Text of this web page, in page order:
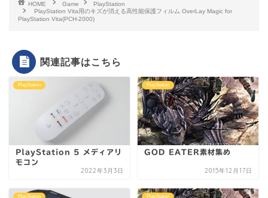
HOME Game
PlayStation
PlayStation Vita用のキズが消える高性能保護フィルム OverLay Magic for
PlayStation Vita(PCH-2000)
関連記事はこちら
PlayStation
PlayStation 5 メディアリ
モコン
2022年3月3日
PlayStation
GOD EATER素材集め
2015年12月17日
PlayStation PlayStation